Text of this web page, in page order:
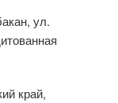
ул.
край,